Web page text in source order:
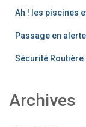
Ah ! les piscines
Passage en
Sécurité Routière
Archives